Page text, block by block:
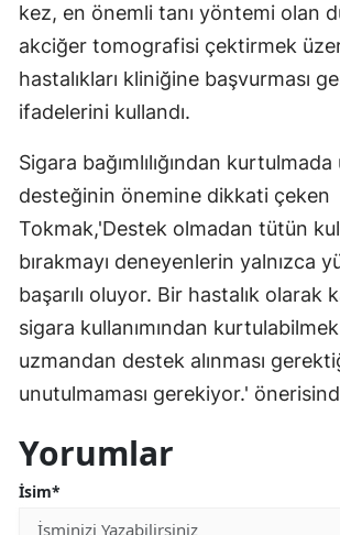
kez, en önemli tanı yöntemi olan
akciğer tomografisi çektirmek
hastalıkları kliniğine başvurması
ifadelerini kullandı.
Sigara bağımlılığından
desteğinin önemine dikkati çeken
Tokmak,'Destek olmadan tütün
bırakmayı deneyenlerin yalnızca
başarılı oluyor. Bir hastalık olarak
sigara kullanımından
uzmandan destek alınması
unutulmaması gerekiyor.'
Yorumlar
İsim*